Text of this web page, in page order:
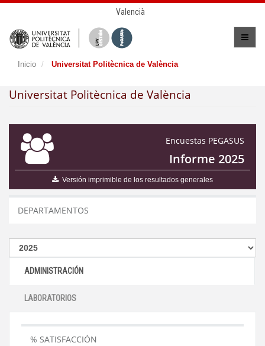
Valencià
Inicio Universitat Politècnica de València
Universitat Politècnica de València
Encuestas PEGASUS
Informe 2025
Versión imprimible de los resultados generales
DEPARTAMENTOS
ADMINISTRACIÓN
LABORATORIOS
% SATISFACCIÓN